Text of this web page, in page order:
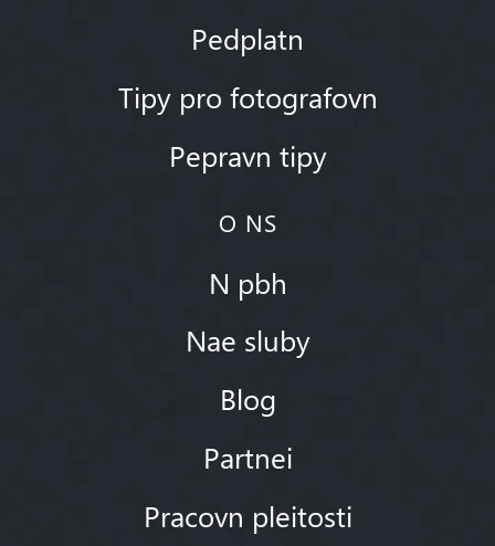
Pedplatn
Tipy pro fotografovn
Pepravn tipy
O NS
N pbh
Nae sluby
Blog
Partnei
Pracovn pleitosti